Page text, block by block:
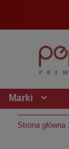
Marki
Strona główna